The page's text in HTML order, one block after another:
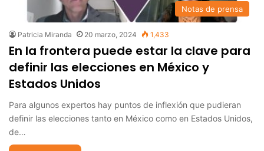
Notas de prensa
Patricia Miranda 20 marzo, 2024 1,433
En la frontera puede estar la clave para
definir las elecciones en México y
Estados Unidos
Para algunos expertos hay puntos de inflexión que pudieran
definir las elecciones tanto en México como en Estados Unidos,
de…